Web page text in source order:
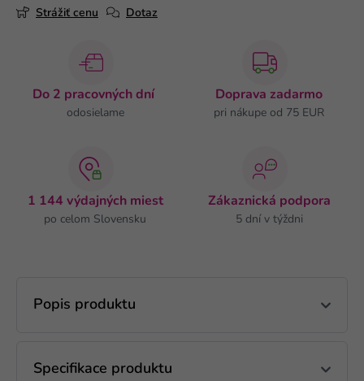
Strážiť cenu Dotaz
Do 2 pracovných dní
odosielame
Doprava zadarmo
pri nákupe od 75 EUR
1 144 výdajných miest
po celom Slovensku
Zákaznická podpora
5 dní v týždni
Popis produktu
Specifikace produktu